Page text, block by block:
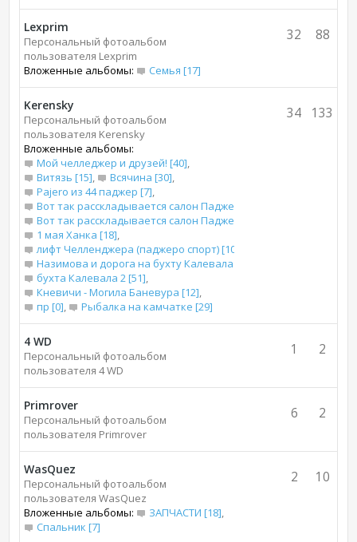
Lexprim
Персональный фотоальбом
пользователя Lexprim
Вложенные альбомы:
Семья [17]
88
32
Kerensky
Персональный фотоальбом
пользователя Kerensky
Вложенные альбомы:
Мой челледжер и друзей! [40],
Витязь [15], Всячина [30],
Pajero из 44 паджер [7],
Вот так расскладывается салон Паджеро 2 для сна [13]
Вот так расскладывается салон Паджеро 2 короткого для сна
1 мая Ханка [18],
лифт Челленджера (паджеро спорт) [10]
Назимова и дорога на бухту Калевала [66]
бухта Калевала 2 [51],
Кневичи - Могила Баневура [12],
пр [0], Рыбалка на камчатке [29]
133
34
4 WD
Персональный фотоальбом
пользователя 4 WD
2
1
Primrover
Персональный фотоальбом
пользователя Primrover
2
6
WasQuez
Персональный фотоальбом
пользователя WasQuez
Вложенные альбомы:
ЗАПЧАСТИ [18],
Спальник [7]
10
2